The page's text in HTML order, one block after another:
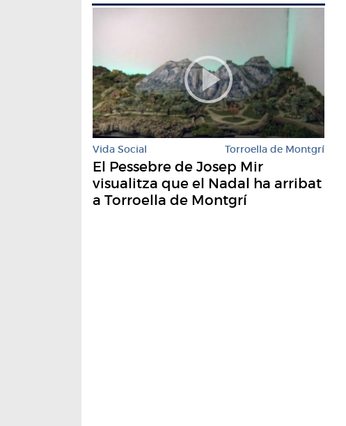
Vida Social Torroella de Montgrí
El Pessebre de Josep Mir
visualitza que el Nadal ha arribat
a Torroella de Montgrí